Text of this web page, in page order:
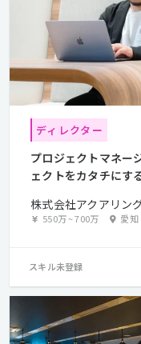
ディレクター
プロジェクトマネー
ェクトをカタチにす
株式会社アクアリン
550万~700万 愛知
スキル未登録